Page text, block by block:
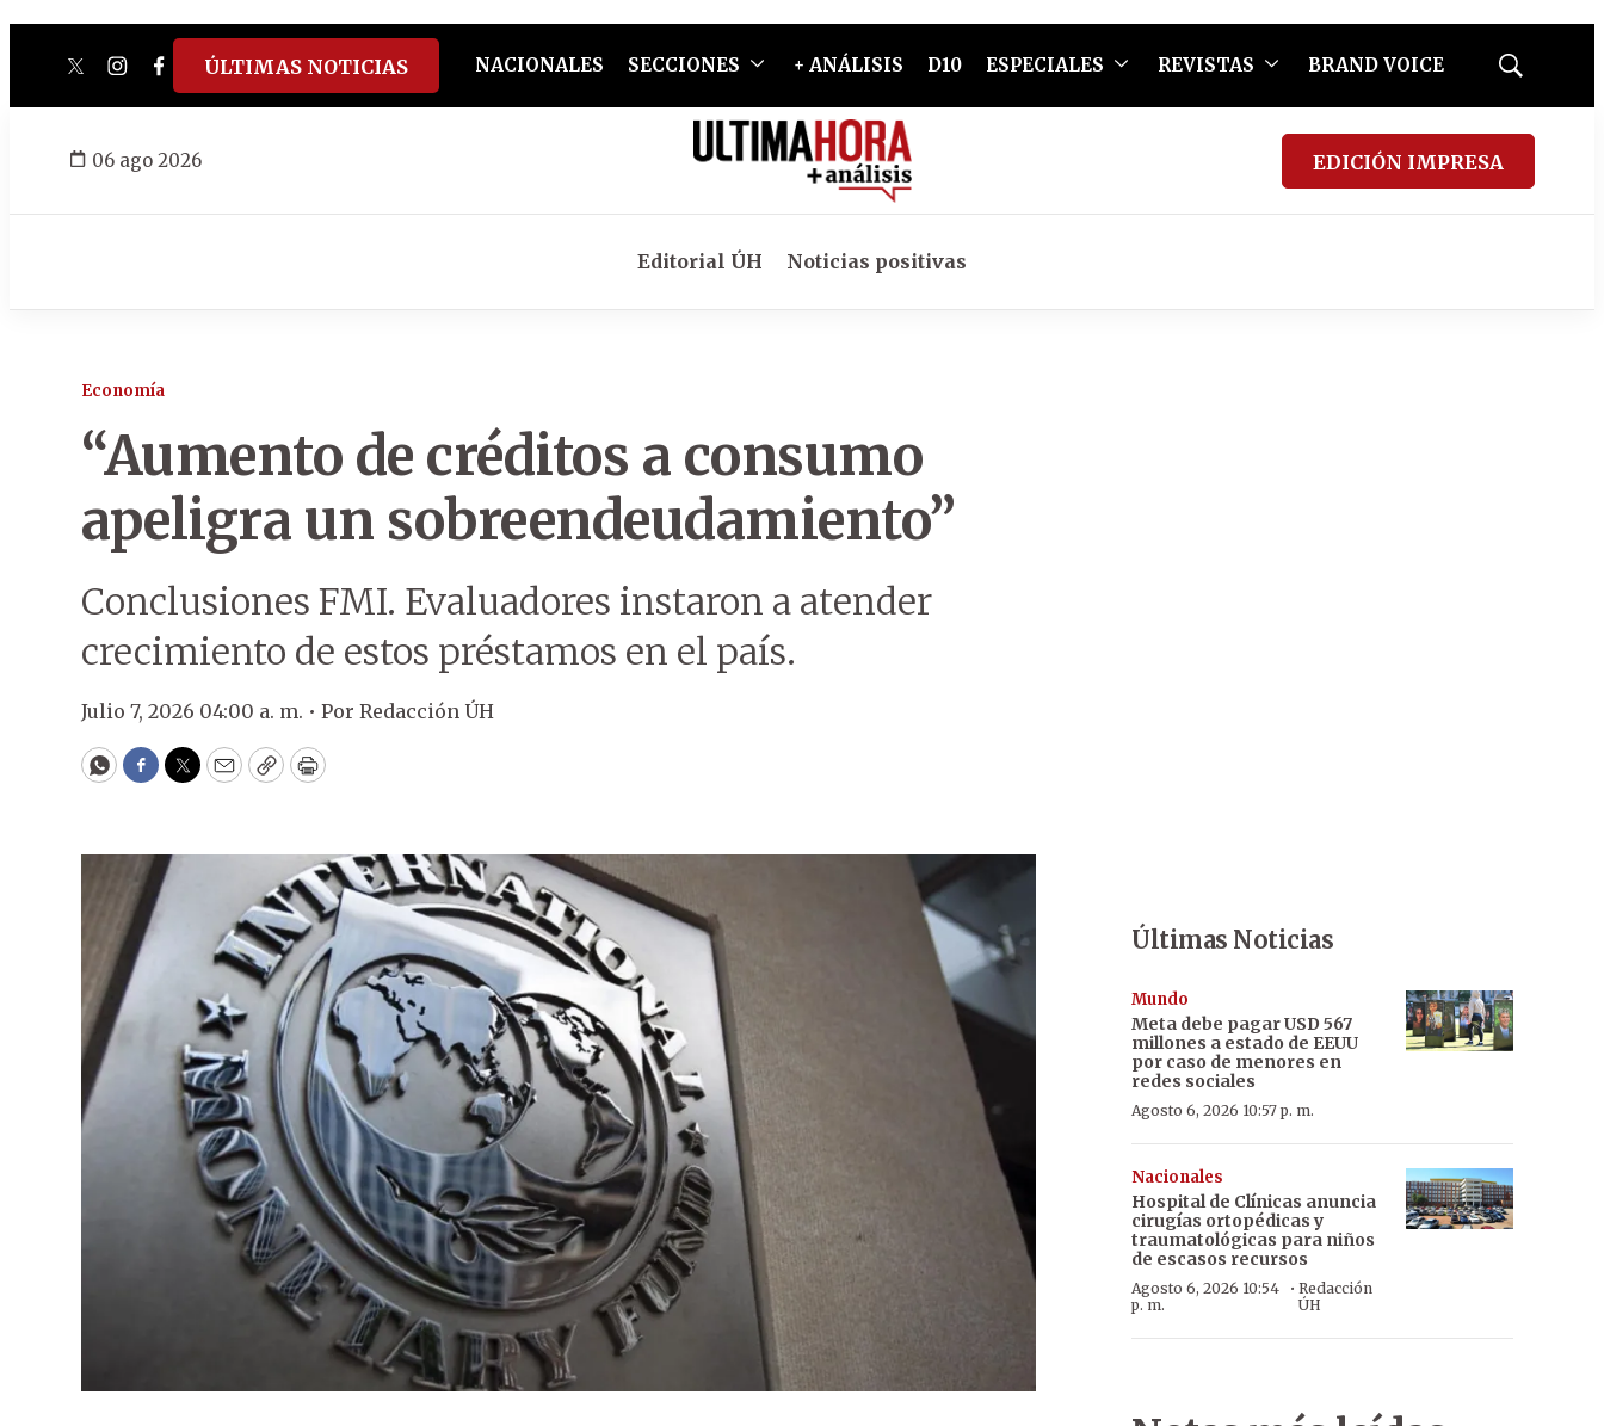
twitterinstagram
facebook
tiktokyoutube
spotify
ÚLTIMAS NOTICIAS NACIONALES SECCIONES + ANÁLISIS D10 ESPECIALES REVISTAS BRAND VOICE
Mostrar
06 ago 2026 EDICIÓN IMPRESA
Editorial ÚH Noticias positivas
Economía
“Aumento de créditos a consumo
apeligra un sobreendeudamiento”
Conclusiones FMI. Evaluadores instaron a atender
crecimiento de estos préstamos en el país.
Julio 7, 2026 04:00 a. m. • Por Redacción ÚH
WhatsApp
Facebook
Twitter
EmailCopyPrint
Últimas Noticias
Mundo
Meta debe pagar USD 567
millones a estado de EEUU
por caso de menores en
redes sociales
Agosto 6, 2026 10:57 p. m.
Nacionales
Hospital de Clínicas anuncia
cirugías ortopédicas y
traumatológicas para niños
de escasos recursos
Agosto 6, 2026 10:54
p. m.
· Redacción
ÚH